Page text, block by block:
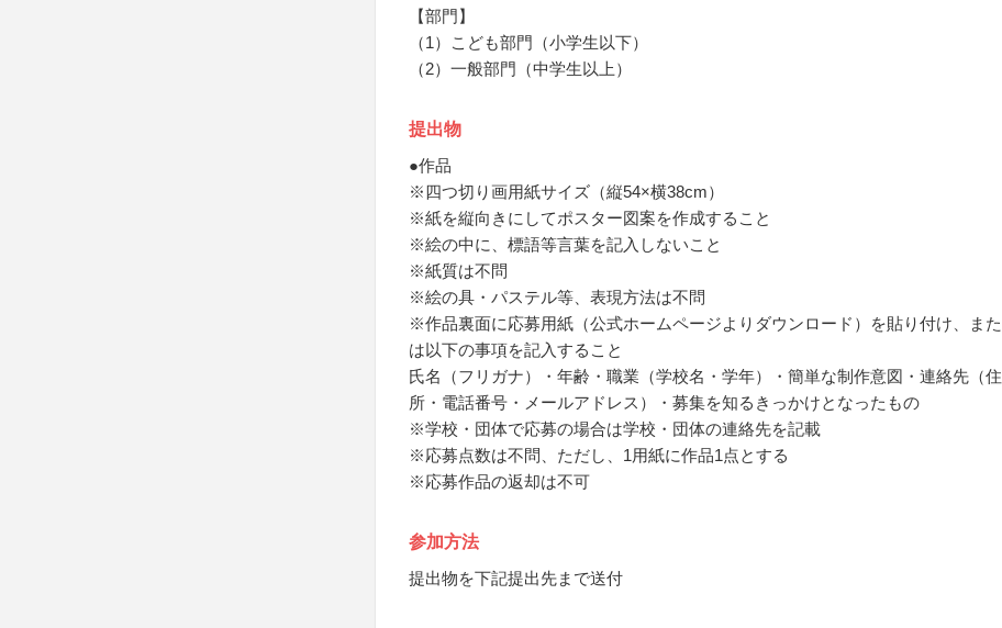
【部門】
（1）こども部門（小学生以下）
（2）一般部門（中学生以上）
提出物
●作品
※四つ切り画用紙サイズ（縦54×横38cm）
※紙を縦向きにしてポスター図案を作成すること
※絵の中に、標語等言葉を記入しないこと
※紙質は不問
※絵の具・パステル等、表現方法は不問
※作品裏面に応募用紙（公式ホームページよりダウンロード）を貼り付け、また
は以下の事項を記入すること
氏名（フリガナ）・年齢・職業（学校名・学年）・簡単な制作意図・連絡先（住
所・電話番号・メールアドレス）・募集を知るきっかけとなったもの
※学校・団体で応募の場合は学校・団体の連絡先を記載
※応募点数は不問、ただし、1用紙に作品1点とする
※応募作品の返却は不可
参加方法
提出物を下記提出先まで送付